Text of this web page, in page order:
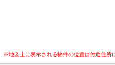
※地図上に表示される物件の位置は付近住所